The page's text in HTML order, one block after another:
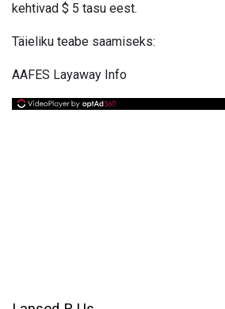
kehtivad $ 5 tasu eest.
Täieliku teabe saamiseks:
AAFES Layaway Info